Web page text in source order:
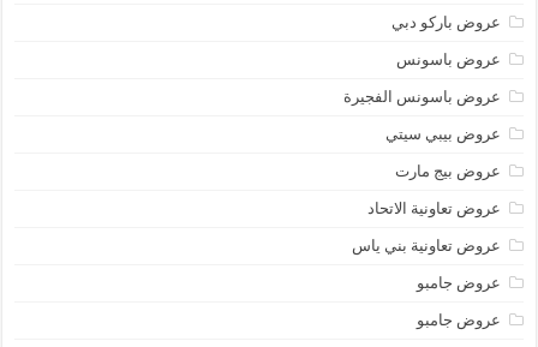
عروض باركو دبي
عروض باسونس
عروض باسونس الفجيرة
عروض بيبي سيتي
عروض بيج مارت
عروض تعاونية الاتحاد
عروض تعاونية بني ياس
عروض جامبو
عروض جامبو